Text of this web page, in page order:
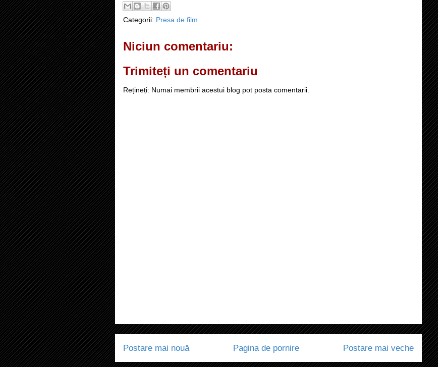
Categorii: Presa de film
Niciun comentariu:
Trimiteți un comentariu
Rețineți: Numai membrii acestui blog pot posta comentarii.
Postare mai nouă Postare mai veche
Pagina de pornire